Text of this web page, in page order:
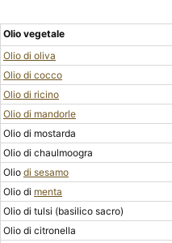
Olio vegetale
Olio di oliva
Olio di cocco
Olio di ricino
Olio di mandorle
Olio di mostarda
Olio di chaulmoogra
Olio di sesamo
Olio di menta
Olio di tulsi (basilico sacro)
Olio di citronella